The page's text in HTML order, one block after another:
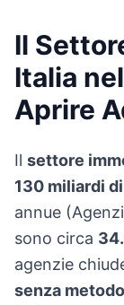
Il
Italia
Aprire
Il settore
130 miliardi
annue
sono circa
agenzie
senza